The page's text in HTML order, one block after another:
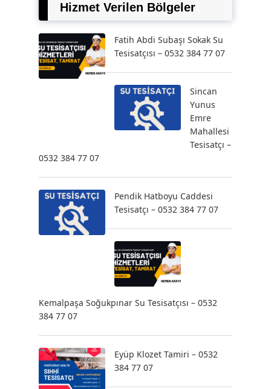
Hizmet Verilen Bölgeler
Fatih Abdi Subaşı Sokak Su
Tesisatçısı – 0532 384 77 07
Sincan
Yunus
Emre
Mahallesi
Tesisatçı –
0532 384 77 07
Pendik Hatboyu Caddesi
Tesisatçı – 0532 384 77 07
Kemalpaşa Soğukpınar Su Tesisatçısı – 0532
384 77 07
Eyüp Klozet Tamiri – 0532
384 77 07